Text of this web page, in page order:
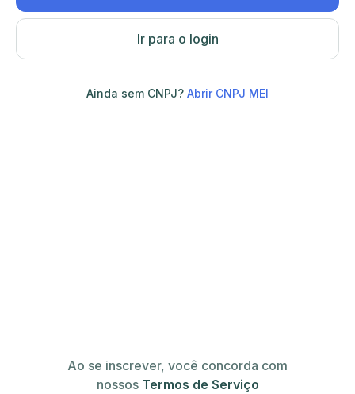
Ir para o login
Ainda sem CNPJ? Abrir CNPJ MEI
Ao se inscrever, você concorda com
nossos Termos de Serviço